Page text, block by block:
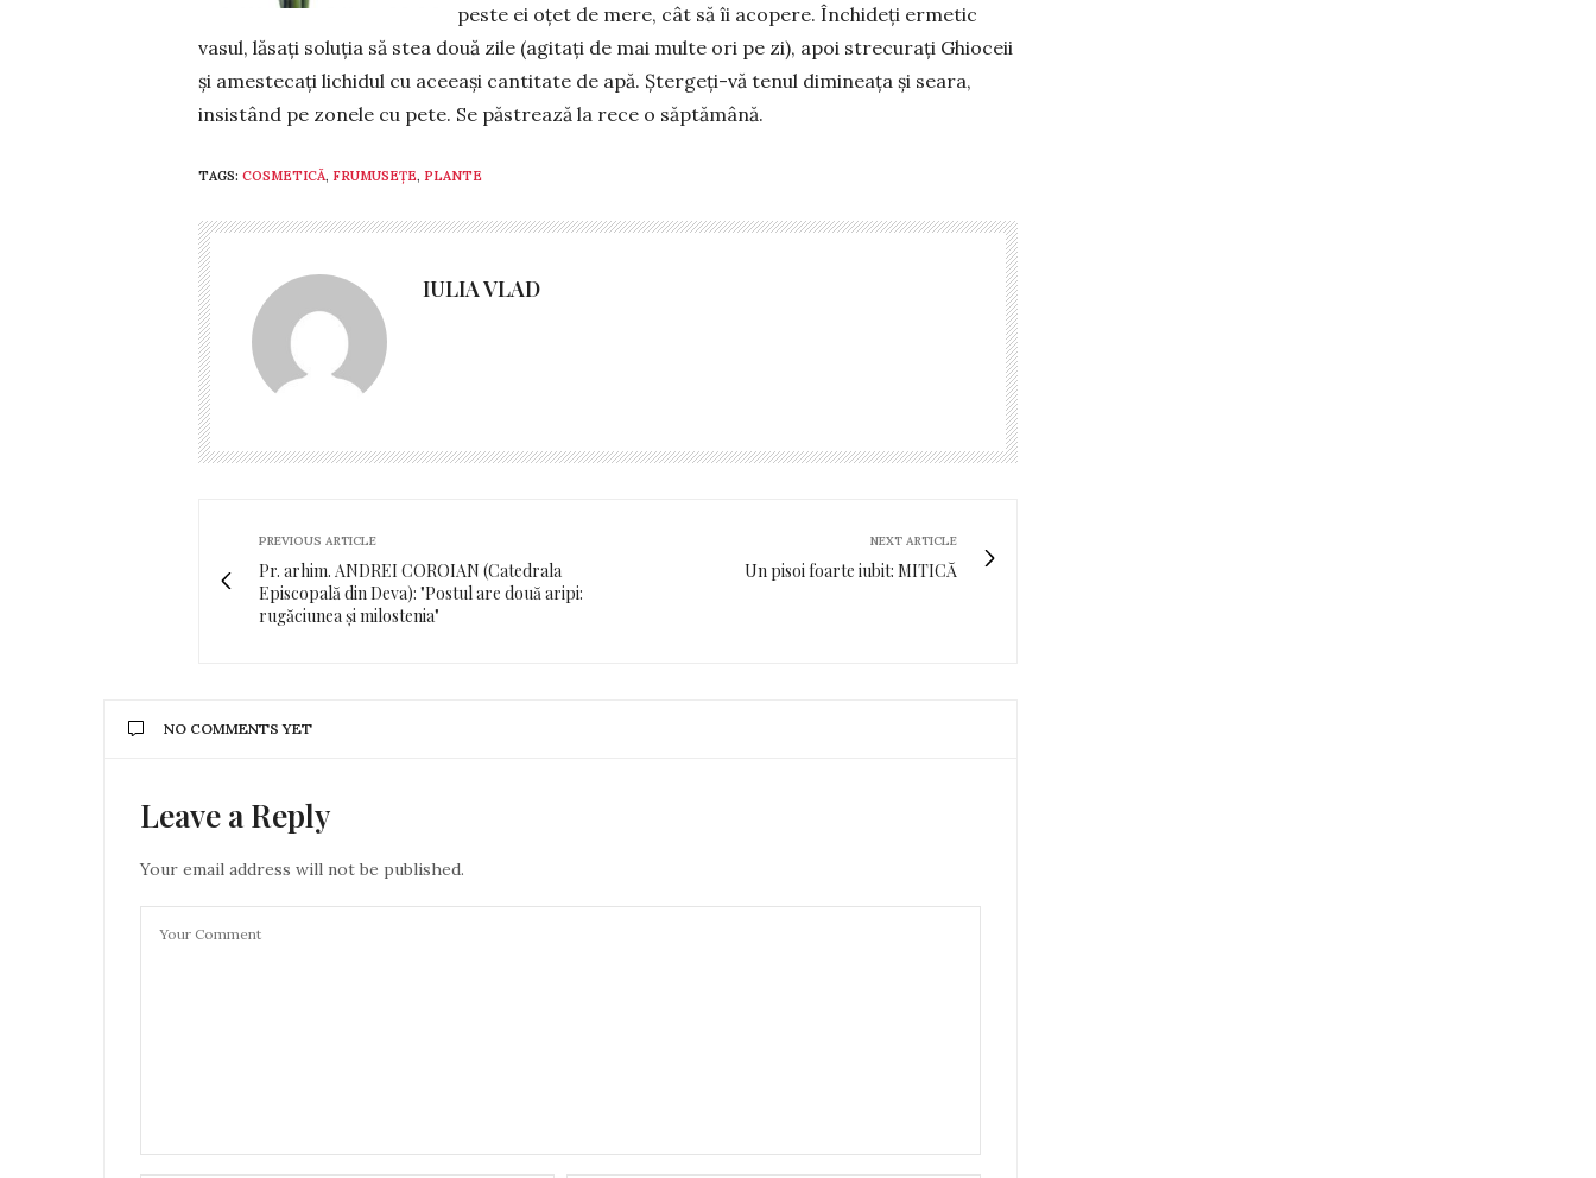
peste ei oțet de mere, cât să îi aco­pere. În­chideți ermetic
vasul, lăsați soluția să stea două zile (agitați de mai multe ori pe zi), apoi strecurați Ghio­ceii
și amestecați li­chi­dul cu aceeași cantitate de apă. Ștergeți-vă tenul dimi­neața și seara,
insistând pe zonele cu pete. Se păstrează la rece o săptămână.
TAGS: COSMETICĂ, FRUMUSEȚE, PLANTE
IULIA VLAD
PREVIOUS ARTICLE
Pr. arhim. ANDREI COROIAN (Catedrala
Episcopală din Deva): "Postul are două aripi:
rugăciunea și milostenia"
NEXT ARTICLE
Un pisoi foarte iubit: MITICĂ
NO COMMENTS YET
Leave a Reply
Your email address will not be published.